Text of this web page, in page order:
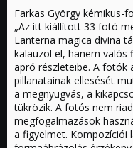
Farkas György kémikus-
„Az itt kiállított 33 fotó
Lanterna magica divina
kalauzol el, hanem valós
apró részleteibe. A fotók
pillanatainak ellesését
a megnyugvás, a
tükrözik. A fotós nem
megfogalmazások
a figyelmet. Kompozíciói